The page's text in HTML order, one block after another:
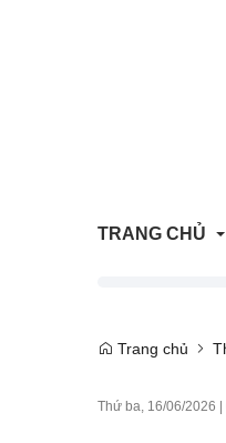
TRANG CHỦ
Trang chủ
Thứ ba, 16/06/2026 |